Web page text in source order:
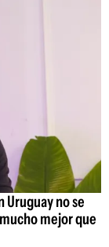
Uruguay no se
mejor que